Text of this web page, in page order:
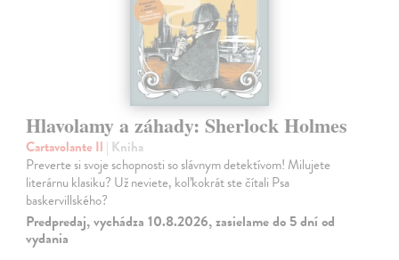
Hlavolamy a záhady: Sherlock Holmes
Cartavolante Il | Kniha
Preverte si svoje schopnosti so slávnym detektívom! Milujete
literárnu klasiku? Už neviete, koľkokrát ste čítali Psa
baskervillského?
Predpredaj, vychádza 10.8.2026, zasielame do 5 dní od
vydania